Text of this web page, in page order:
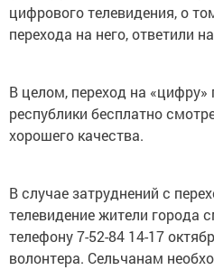
цифрового телевидения, о
перехода на него, ответили
В целом, переход на
республики бесплатно
хорошего качества.
В случае затруднений с
телевидение жители города
телефону 7-52-84 14-17
волонтера. Сельчанам